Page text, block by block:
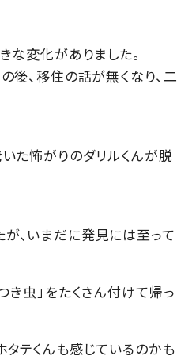
な変化がありました。
後、移住の話が無くなり、二
た怖がりのダリルくんが脱
、いまだに発見には至って
き虫」をたくさん付けて帰っ
テくんも感じているのかも